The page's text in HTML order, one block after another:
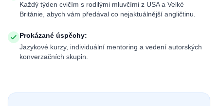
Každý týden cvičím s rodilými mluvčími z USA a Velké
Británie, abych vám předával co nejaktuálnější angličtinu.
Prokázané úspěchy:
Jazykové kurzy, individuální mentoring a vedení autorských
konverzačních skupin.